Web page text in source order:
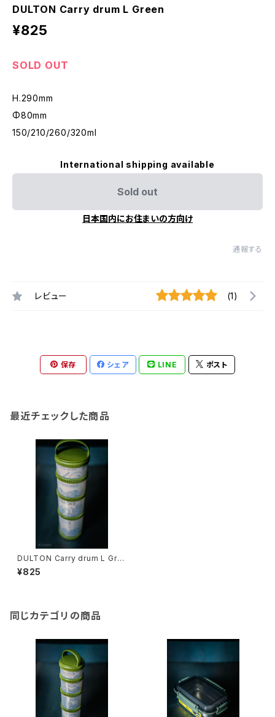
DULTON Carry drum L Green
¥825
SOLD OUT
H.290mm
Φ80mm
150/210/260/320ml
International shipping available
Sold out
日本国内にお住まいの方向け
通報する
レビュー (1)
保存 シェア LINE ポスト
最近チェックした商品
DULTON Carry drum L Gre
en
¥825
同じカテゴリの商品